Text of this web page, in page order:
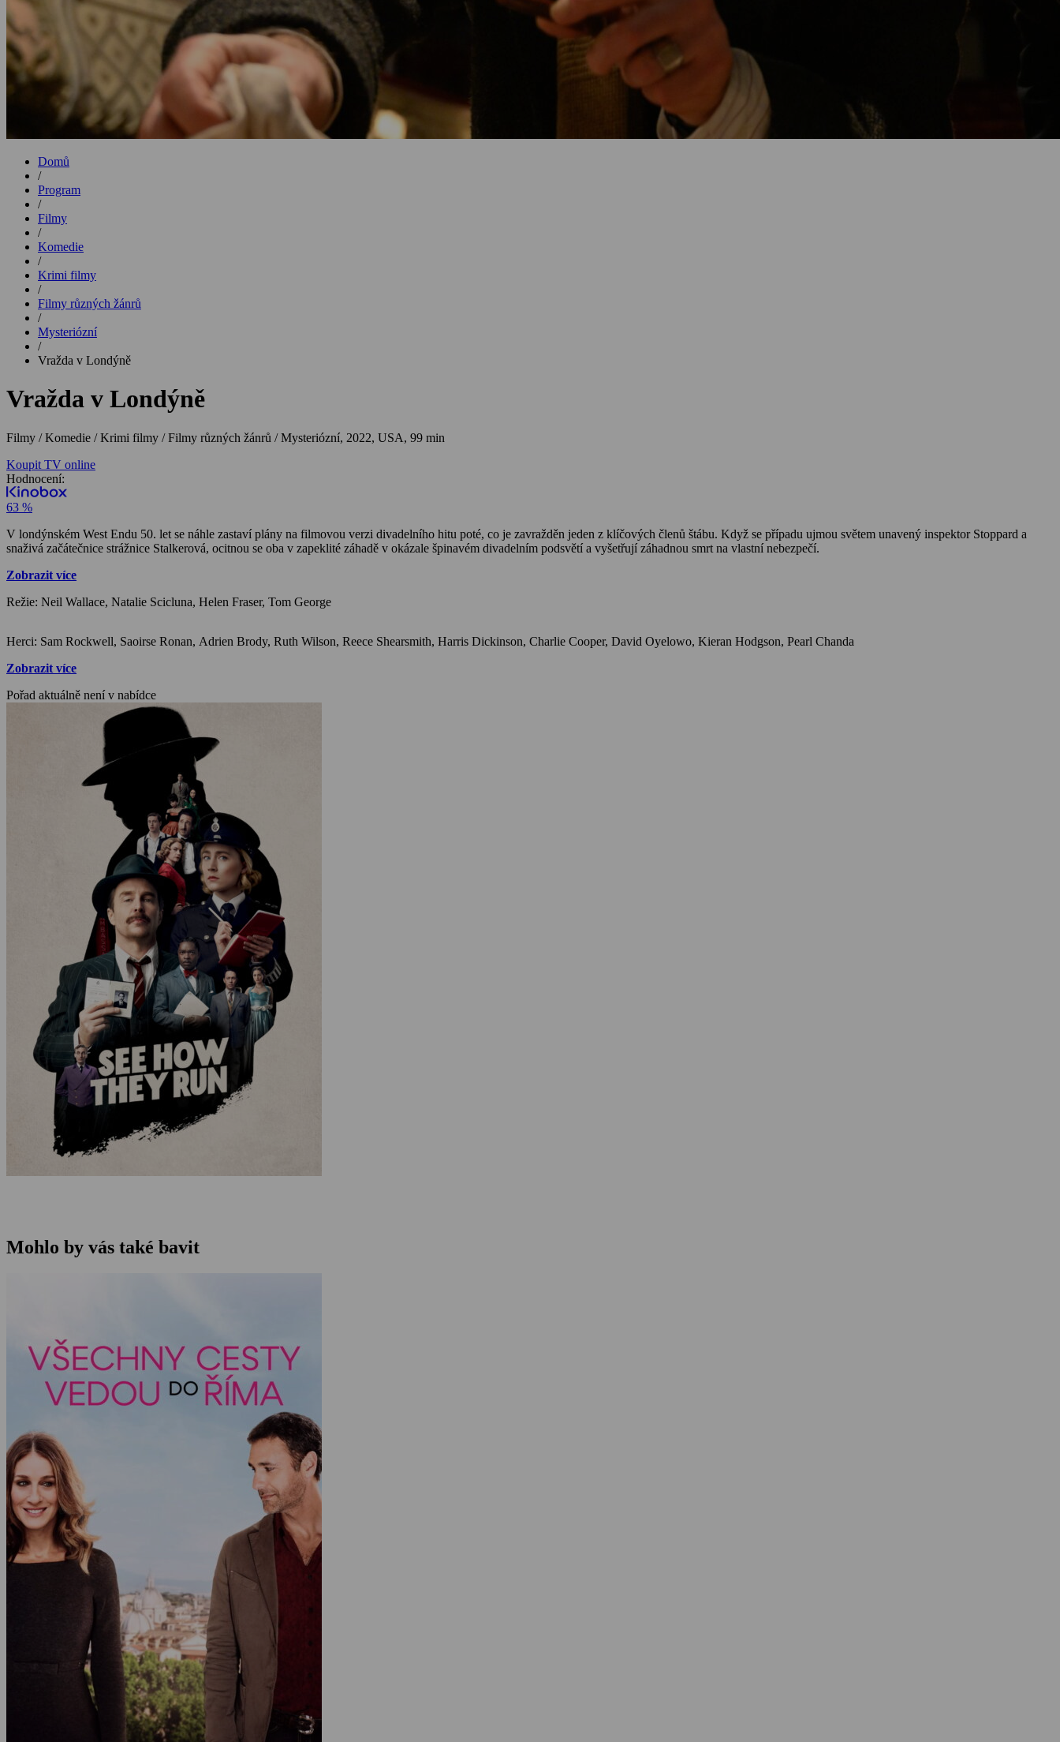
Domů
/
Program
/
Filmy
/
Komedie
/
Krimi filmy
/
Filmy různých žánrů
/
Mysteriózní
/
Vražda v Londýně
Vražda v Londýně
Filmy / Komedie / Krimi filmy / Filmy různých žánrů / Mysteriózní, 2022, USA, 99 min
Koupit TV online
Hodnocení:
63 %
V londýnském West Endu 50. let se náhle zastaví plány na filmovou verzi divadelního hitu poté, co je zavražděn jeden z klíčových členů štábu. Když se případu ujmou světem unavený inspektor Stoppard a
snaživá začátečnice strážnice Stalkerová, ocitnou se oba v zapeklité záhadě v okázale špinavém divadelním podsvětí a vyšetřují záhadnou smrt na vlastní nebezpečí.
Zobrazit více
Režie: Neil Wallace, Natalie Scicluna, Helen Fraser, Tom George
Herci: Sam Rockwell, Saoirse Ronan, Adrien Brody, Ruth Wilson, Reece Shearsmith, Harris Dickinson, Charlie Cooper, David Oyelowo, Kieran Hodgson, Pearl Chanda
Zobrazit více
Pořad aktuálně není v nabídce
Mohlo by vás také bavit